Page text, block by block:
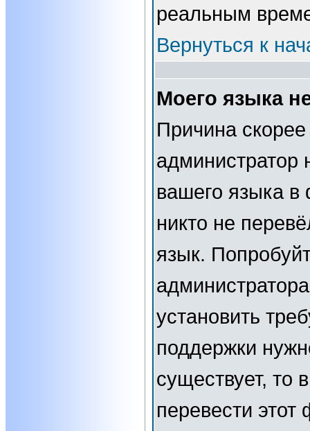
реальным
Вернуться к
Моего языка
Причина скорее
администратор
вашего языка
никто не
язык.
установить
поддержки
существует, то
перевести